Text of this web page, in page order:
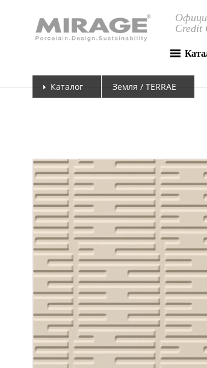
Credit
Каталог Земля / TERRAE